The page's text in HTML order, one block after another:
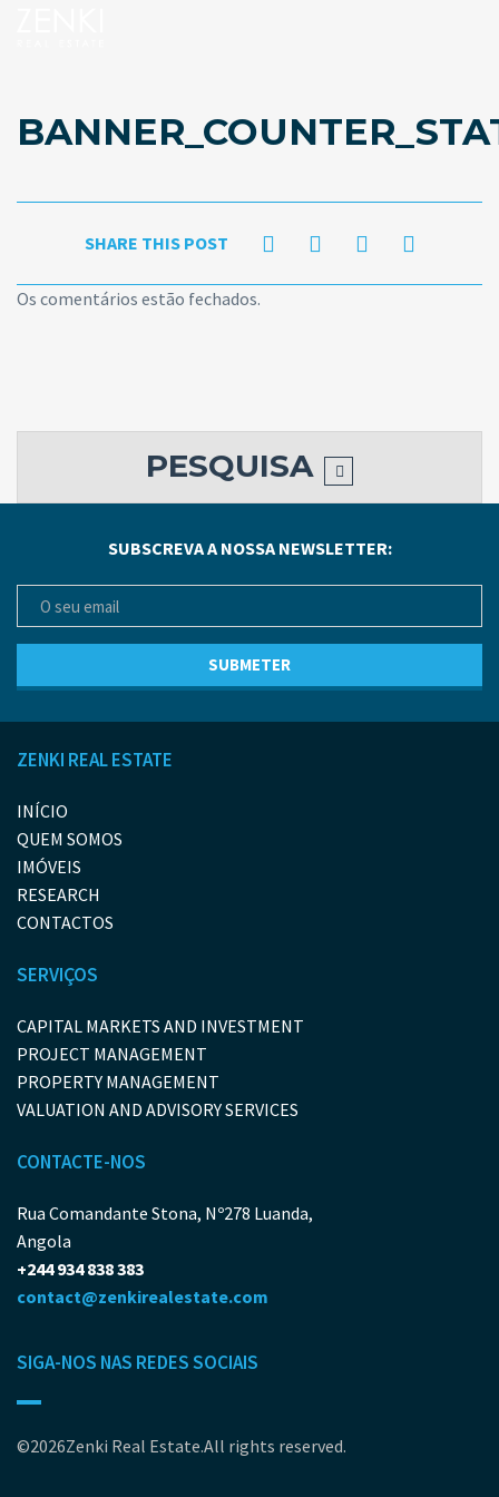
SHARE THIS POST
Os comentários estão fechados.
PESQUISA
SUBSCREVA A NOSSA NEWSLETTER:
ZENKI REAL ESTATE
INÍCIO
QUEM SOMOS
IMÓVEIS
RESEARCH
CONTACTOS
SERVIÇOS
CAPITAL MARKETS AND INVESTMENT
PROJECT MANAGEMENT
PROPERTY MANAGEMENT
VALUATION AND ADVISORY SERVICES
CONTACTE-NOS
Rua Comandante Stona, Nº278 Luanda,
Angola
+244 934 838 383
contact@zenkirealestate.com
SIGA-NOS NAS REDES SOCIAIS
©2026Zenki Real Estate.All rights reserved.